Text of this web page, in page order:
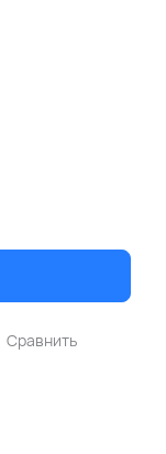
Сравнить